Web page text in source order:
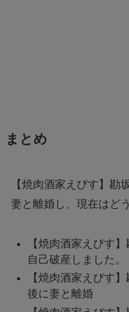
まとめ
【焼肉酒家えびす】勘
妻と離婚し、現在はど
【焼肉酒家えびす
自己破産しました。
【焼肉酒家えびす
後に妻と離婚